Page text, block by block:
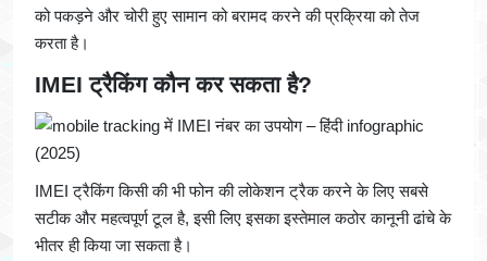
को पकड़ने और चोरी हुए सामान को बरामद करने की प्रक्रिया को तेज
करता है।
IMEI ट्रैकिंग कौन कर सकता है?
IMEI ट्रैकिंग किसी की भी फोन की लोकेशन ट्रैक करने के लिए सबसे
सटीक और महत्वपूर्ण टूल है, इसी लिए इसका इस्तेमाल कठोर कानूनी ढांचे के
भीतर ही किया जा सकता है।